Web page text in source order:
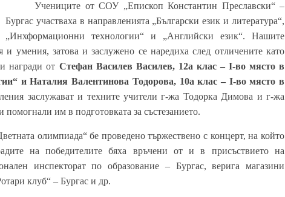
Учениците от СОУ „Епископ Константин Преславски“ –
Бургас участваха в направленията „Български език и литература“,
„Инхформационни технологии“ и „Английски език“. Нашите
и умения, затова и заслужено се наредиха след отличените като
награди от Стефан Василев Василев, 12а клас – I-во място в
и Наталия Валентинова Тодорова, 10а клас – I-во място в
заслужават и техните учители г-жа Тодорка Димова и г-жа
им в подготовката за състезанието.
олимпиада“ бе проведено тържествено с концерт, на който
на победителите бяха връчени от и в присъствието на
инспекторат по образование – Бургас, верига магазини
клуб“ – Бургас и др.